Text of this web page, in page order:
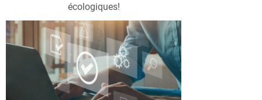
écologiques!